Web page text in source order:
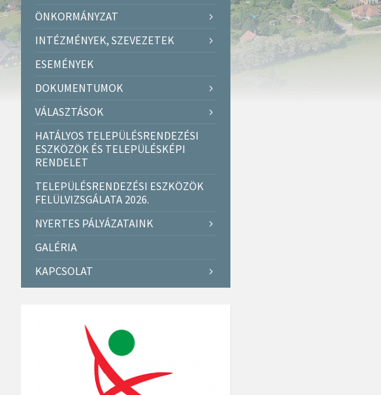
ÖNKORMÁNYZAT
INTÉZMÉNYEK, SZEVEZETEK
ESEMÉNYEK
DOKUMENTUMOK
VÁLASZTÁSOK
HATÁLYOS TELEPÜLÉSRENDEZÉSI
ESZKÖZÖK ÉS TELEPÜLÉSKÉPI
RENDELET
TELEPÜLÉSRENDEZÉSI ESZKÖZÖK
FELÜLVIZSGÁLATA 2026.
NYERTES PÁLYÁZATAINK
GALÉRIA
KAPCSOLAT